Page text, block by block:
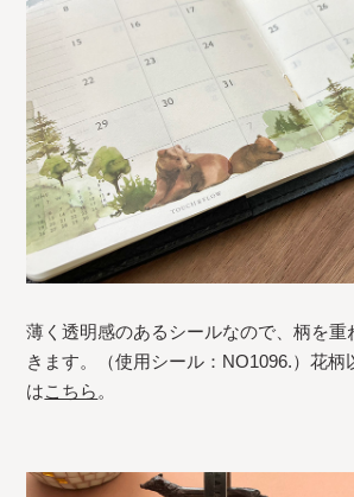
薄く透明感のあるシールなので、柄を重
きます。（使用シール：NO1096.）花柄
はこちら 。